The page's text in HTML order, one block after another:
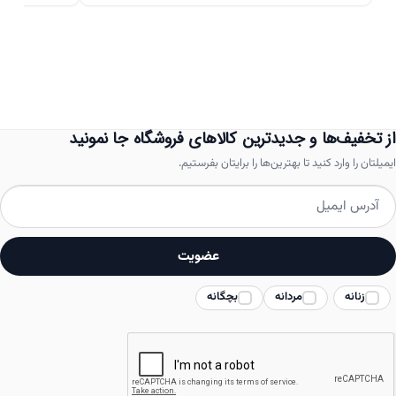
باشد.
ها
در
از تخفیف‌ها و جدیدترین کالاهای فروشگاه جا نمونید
ایمیلتان را وارد کنید تا بهترین‌ها را برایتان بفرستیم.
زنانه مردانه بچگانه
عضویت